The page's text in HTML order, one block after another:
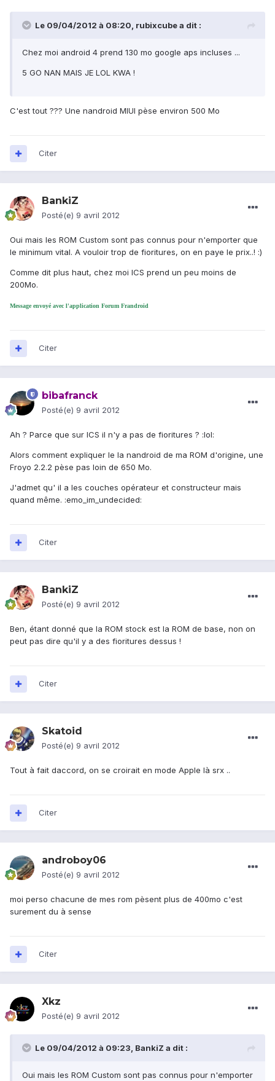
Le 09/04/2012 à 08:20, rubixcube a dit :
Chez moi android 4 prend 130 mo google aps incluses ...
5 GO NAN MAIS JE LOL KWA !
C'est tout ??? Une nandroid MIUI pèse environ 500 Mo
Citer
BankiZ
Posté(e) 9 avril 2012
Oui mais les ROM Custom sont pas connus pour n'emporter que
le minimum vital. A vouloir trop de fioritures, on en paye le prix..! :)
Comme dit plus haut, chez moi ICS prend un peu moins de
200Mo.
Message envoyé avec l'application Forum Frandroid
Citer
bibafranck
Posté(e) 9 avril 2012
Ah ? Parce que sur ICS il n'y a pas de fioritures ? :lol:
Alors comment expliquer le la nandroid de ma ROM d'origine, une
Froyo 2.2.2 pèse pas loin de 650 Mo.
J'admet qu' il a les couches opérateur et constructeur mais
quand même. :emo_im_undecided:
Citer
BankiZ
Posté(e) 9 avril 2012
Ben, étant donné que la ROM stock est la ROM de base, non on
peut pas dire qu'il y a des fioritures dessus !
Citer
Skatoid
Posté(e) 9 avril 2012
Tout à fait daccord, on se croirait en mode Apple là srx ..
Citer
androboy06
Posté(e) 9 avril 2012
moi perso chacune de mes rom pèsent plus de 400mo c'est
surement du à sense
Citer
Xkz
Posté(e) 9 avril 2012
Le 09/04/2012 à 09:23, BankiZ a dit :
Oui mais les ROM Custom sont pas connus pour n'emporter